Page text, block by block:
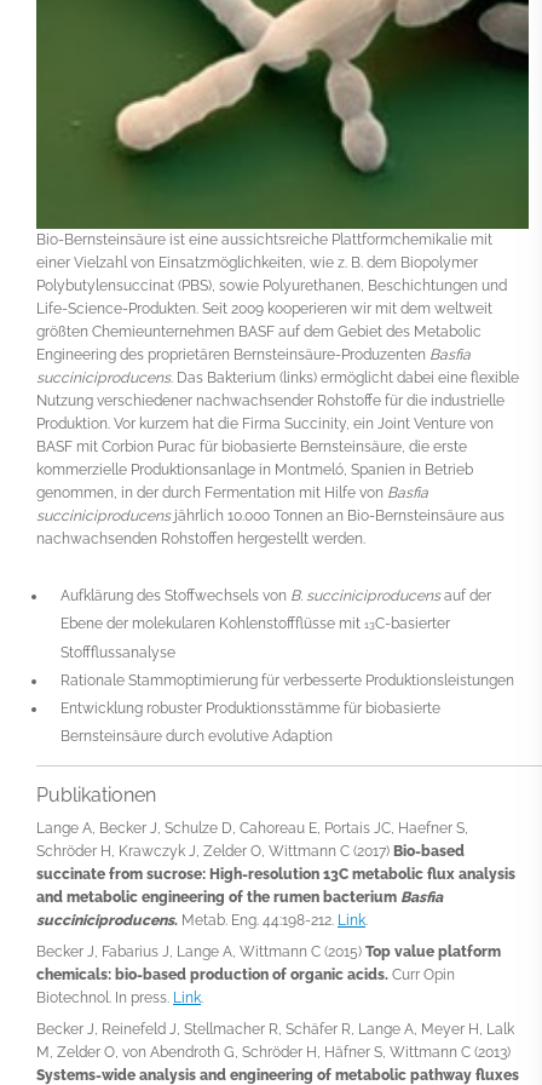
Bio-Bernsteinsäure ist eine aussichtsreiche Plattformchemikalie mit
einer Vielzahl von Einsatzmöglichkeiten, wie z. B. dem Biopolymer
Polybutylensuccinat (PBS), sowie Polyurethanen, Beschichtungen und
Life-Science-Produkten. Seit 2009 kooperieren wir mit dem weltweit
größten Chemieunternehmen BASF auf dem Gebiet des Metabolic
Engineering des proprietären Bernsteinsäure-Produzenten Basfia
succiniciproducens. Das Bakterium (links) ermöglicht dabei eine flexible
Nutzung verschiedener nachwachsender Rohstoffe für die industrielle
Produktion. Vor kurzem hat die Firma Succinity, ein Joint Venture von
BASF mit Corbion Purac für biobasierte Bernsteinsäure, die erste
kommerzielle Produktionsanlage in Montmeló, Spanien in Betrieb
genommen, in der durch Fermentation mit Hilfe von Basfia
succiniciproducensjährlich 10.000 Tonnen an Bio-Bernsteinsäure aus
nachwachsenden Rohstoffen hergestellt werden.
Aufklärung des Stoffwechsels von B. succiniciproducensauf der
Ebene der molekularen Kohlenstoffflüsse mit 13C-basierter
Stoffflussanalyse
Rationale Stammoptimierung für verbesserte Produktionsleistungen
Entwicklung robuster Produktionsstämme für biobasierte
Bernsteinsäure durch evolutive Adaption
Publikationen
Lange A, Becker J, Schulze D, Cahoreau E, Portais JC, Haefner S,
Schröder H, Krawczyk J, Zelder O, Wittmann C (2017) Bio-based
succinate from sucrose: High-resolution 13C metabolic flux analysis
and metabolic engineering of the rumen bacterium Basfia
succiniciproducens. Metab. Eng. 44:198-212. Link
Becker J, Fabarius J, Lange A, Wittmann C (2015) Top value platform
chemicals: bio-based production of organic acids. Curr Opin
Biotechnol. In press. Link
Becker J, Reinefeld J, Stellmacher R, Schäfer R, Lange A, Meyer H, Lalk
M, Zelder O, von Abendroth G, Schröder H, Häfner S, Wittmann C (2013)
Systems-wide analysis and engineering of metabolic pathway fluxes